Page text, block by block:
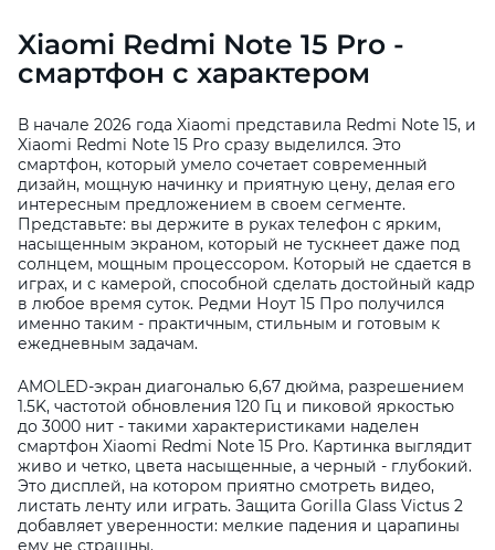
Xiaomi Redmi Note 15 Pro -
смартфон с характером
В начале 2026 года Xiaomi представила Redmi Note 15, и
Xiaomi Redmi Note 15 Pro сразу выделился. Это
смартфон, который умело сочетает современный
дизайн, мощную начинку и приятную цену, делая его
интересным предложением в своем сегменте.
Представьте: вы держите в руках телефон с ярким,
насыщенным экраном, который не тускнеет даже под
солнцем, мощным процессором. Который не сдается в
играх, и с камерой, способной сделать достойный кадр
в любое время суток. Редми Ноут 15 Про получился
именно таким - практичным, стильным и готовым к
ежедневным задачам.
AMOLED-экран диагональю 6,67 дюйма, разрешением
1.5K, частотой обновления 120 Гц и пиковой яркостью
до 3000 нит - такими характеристиками наделен
смартфон Xiaomi Redmi Note 15 Pro. Картинка выглядит
живо и четко, цвета насыщенные, а черный - глубокий.
Это дисплей, на котором приятно смотреть видео,
листать ленту или играть. Защита Gorilla Glass Victus 2
добавляет уверенности: мелкие падения и царапины
ему не страшны.